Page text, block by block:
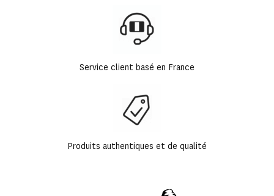
Service client basé en France
Produits authentiques et de qualité